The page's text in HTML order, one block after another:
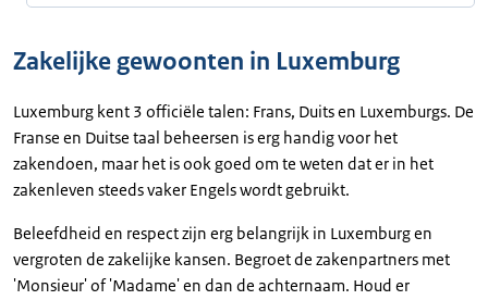
Zakelijke gewoonten in Luxemburg
Luxemburg kent 3 officiële talen: Frans, Duits en Luxemburgs. De
Franse en Duitse taal beheersen is erg handig voor het
zakendoen, maar het is ook goed om te weten dat er in het
zakenleven steeds vaker Engels wordt gebruikt.
Beleefdheid en respect zijn erg belangrijk in Luxemburg en
vergroten de zakelijke kansen. Begroet de zakenpartners met
'Monsieur' of 'Madame' en dan de achternaam. Houd er